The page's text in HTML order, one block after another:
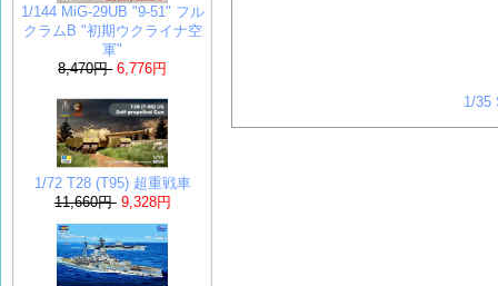
1/144 MiG-29UB "9-51" フル
クラムB "初期ウクライナ空
軍"
8,470円 6,776円
1/72 T28 (T95) 超重戦車
11,660円 9,328円
1/35